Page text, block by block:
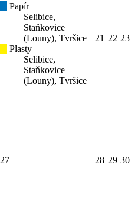
Papír
Selibice,
Staňkovice
(Louny), Tvršice
Plasty
Selibice,
Staňkovice
(Louny), Tvršice
21 22 23
27 28 29 30